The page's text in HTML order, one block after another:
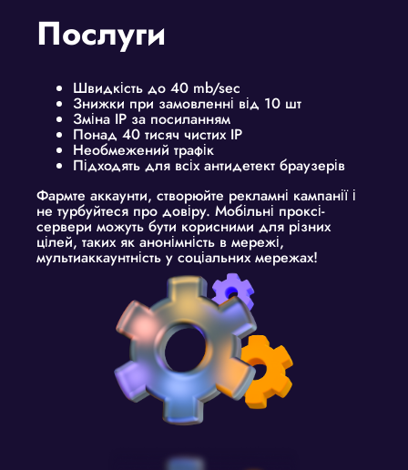
Послуги
Швидкість до 40 mb/sec
Знижки при замовленні від 10 шт
Зміна IP за посиланням
Понад 40 тисяч чистих IP
Необмежений трафік
Підходять для всіх антидетект браузерів
Фармте аккаунти, створюйте рекламні кампанії і
не турбуйтеся про довіру. Мобільні проксі-
сервери можуть бути корисними для різних
цілей, таких як анонімність в мережі,
мультиаккаунтність у соціальних мережах!